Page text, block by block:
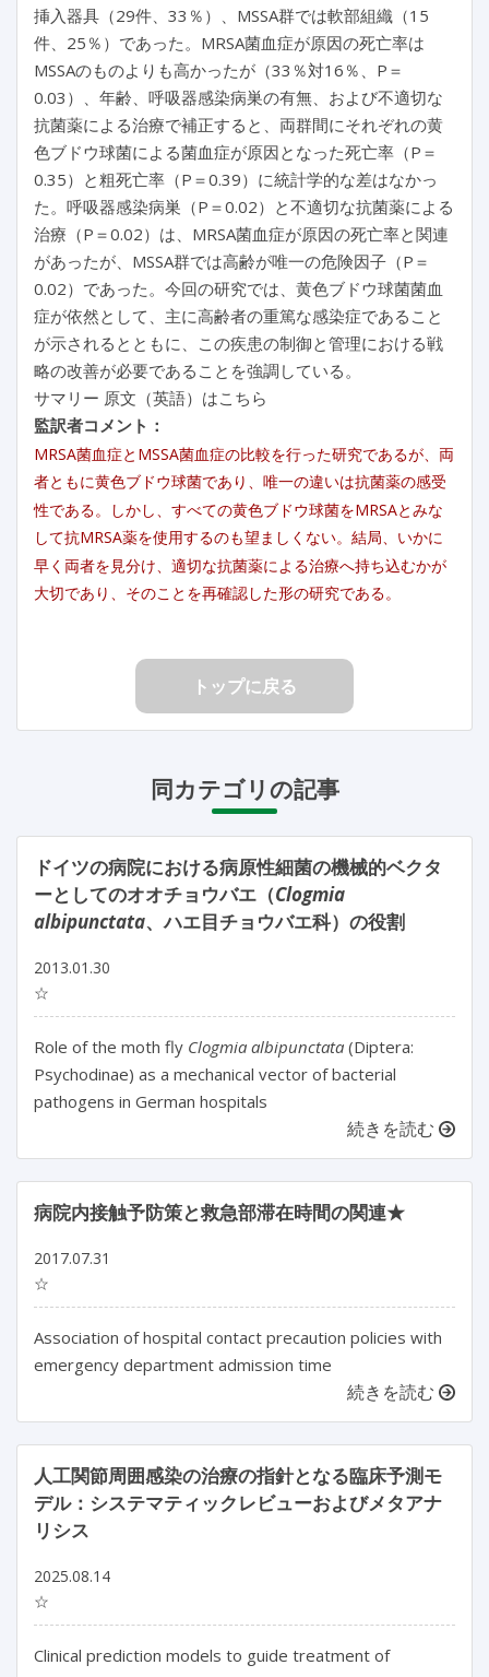
挿入器具（29件、33％）、MSSA群では軟部組織（15
件、25％）であった。MRSA菌血症が原因の死亡率は
MSSAのものよりも高かったが（33％対16％、P＝
0.03）、年齢、呼吸器感染病巣の有無、および不適切な
抗菌薬による治療で補正すると、両群間にそれぞれの黄
色ブドウ球菌による菌血症が原因となった死亡率（P＝
0.35）と粗死亡率（P＝0.39）に統計学的な差はなかっ
た。呼吸器感染病巣（P＝0.02）と不適切な抗菌薬による
治療（P＝0.02）は、MRSA菌血症が原因の死亡率と関連
があったが、MSSA群では高齢が唯一の危険因子（P＝
0.02）であった。今回の研究では、黄色ブドウ球菌菌血
症が依然として、主に高齢者の重篤な感染症であること
が示されるとともに、この疾患の制御と管理における戦
略の改善が必要であることを強調している。
サマリー 原文（英語）はこちら
監訳者コメント：
MRSA菌血症とMSSA菌血症の比較を行った研究であるが、両
者ともに黄色ブドウ球菌であり、唯一の違いは抗菌薬の感受
性である。しかし、すべての黄色ブドウ球菌をMRSAとみな
して抗MRSA薬を使用するのも望ましくない。結局、いかに
早く両者を見分け、適切な抗菌薬による治療へ持ち込むかが
大切であり、そのことを再確認した形の研究である。
トップに戻る
同カテゴリの記事
ドイツの病院における病原性細菌の機械的ベクタ
ーとしてのオオチョウバエ（Clogmia
albipunctata、ハエ目チョウバエ科）の役割
2013.01.30
☆
Role of the moth fly Clogmia albipunctata (Diptera:
Psychodinae) as a mechanical vector of bacterial
pathogens in German hospitals
続きを読む
病院内接触予防策と救急部滞在時間の関連★
2017.07.31
☆
Association of hospital contact precaution policies with
emergency department admission time
続きを読む
人工関節周囲感染の治療の指針となる臨床予測モ
デル：システマティックレビューおよびメタアナ
リシス
2025.08.14
☆
Clinical prediction models to guide treatment of